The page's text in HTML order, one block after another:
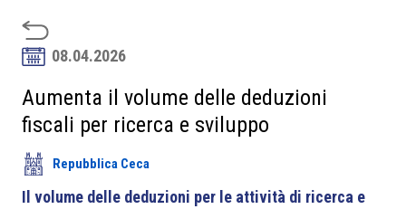
Sviluppo Mercato
Soci
Partner
Progetti
08.04.2026
Aumenta il volume delle deduzioni
fiscali per ricerca e sviluppo
Repubblica Ceca
Il volume delle deduzioni per le attività di ricerca e